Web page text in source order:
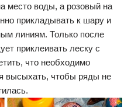
место воды, а розовый на
прикладывать к шару и
линиям. Только после
приклеивать леску с
что необходимо
высыхать, чтобы ряды не